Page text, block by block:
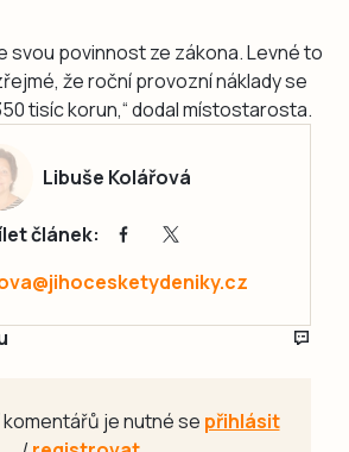
svou povinnost ze zákona. Levné to
že roční provozní náklady se
tisíc korun,“ dodal místostarosta.
Libuše Kolářová
článek:
komentářů je nutné se přihlásit